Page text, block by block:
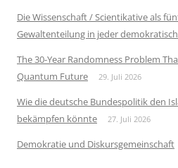
Die Wissenschaft / Scientikative als
Gewaltenteilung in jeder
The 30-Year Randomness Problem
Quantum Future
29. Juli 2026
Wie die deutsche Bundespolitik den
bekämpfen könnte
27. Juli 2026
Demokratie und Diskursgemeinschaft